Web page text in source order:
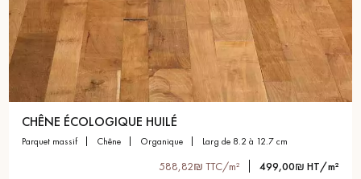
CHÊNE ÉCOLOGIQUE HUILÉ
parquet massif chêne organique larg de 8.2 à 12.7 cm
588,82₪ TTC/m² 499,00₪ HT/m²